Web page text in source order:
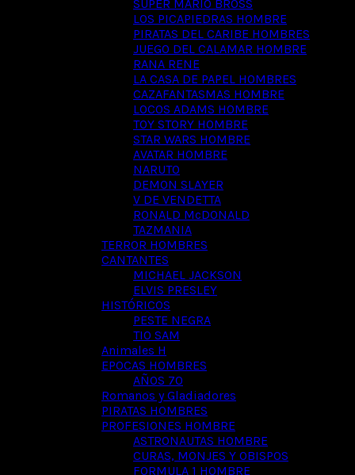
SUPER MARIO BROSS
LOS PICAPIEDRAS HOMBRE
PIRATAS DEL CARIBE HOMBRES
JUEGO DEL CALAMAR HOMBRE
RANA RENE
LA CASA DE PAPEL HOMBRES
CAZAFANTASMAS HOMBRE
LOCOS ADAMS HOMBRE
TOY STORY HOMBRE
STAR WARS HOMBRE
AVATAR HOMBRE
NARUTO
DEMON SLAYER
V DE VENDETTA
RONALD McDONALD
TAZMANIA
TERROR HOMBRES
CANTANTES
MICHAEL JACKSON
ELVIS PRESLEY
HISTÓRICOS
PESTE NEGRA
TIO SAM
Animales H
EPOCAS HOMBRES
AÑOS 70
Romanos y Gladiadores
PIRATAS HOMBRES
PROFESIONES HOMBRE
ASTRONAUTAS HOMBRE
CURAS, MONJES Y OBISPOS
FORMULA 1 HOMBRE